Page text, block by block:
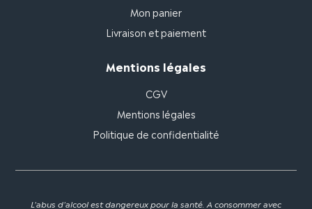
Mon panier
Livraison et paiement
Mentions légales
CGV
Mentions légales
Politique de confidentialité
L'abus d'alcool est dangereux pour la santé. A consommer avec